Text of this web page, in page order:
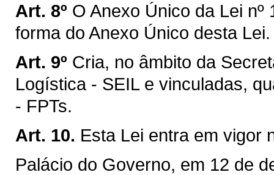
Art. 8º O Anexo Único da Lei
forma do Anexo Único desta Lei.
Art. 9º Cria, no âmbito da
Logística - SEIL e vinculadas,
- FPTs.
Art. 10. Esta Lei entra em vigor
Palácio do Governo, em 12 de